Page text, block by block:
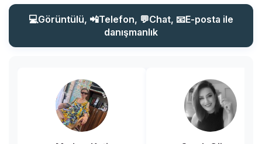
hangi burçlarla en iyi
anlaşırsınız? Hangi burçlar
sizinle uzun vadede uyumlu
olabilir? Gelin, aşk
uyumunuzu birlikte
daha yaklaşalım!
💻Görüntülü, 📲Telefon, 💬Chat, 📧E-posta ile
danışmanlık